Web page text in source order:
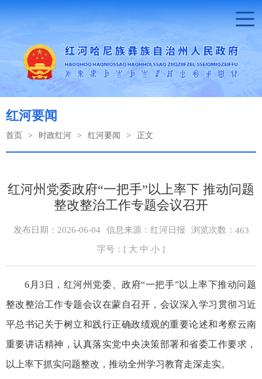
红河要闻
首页 > 时政红河 > 红河要闻 > 正文
红河州党委政府“一把手”以上率下 推动问题
整改整治工作专题会议召开
发布日期：2026-06-04 信息来源：红河日报 浏览次数： 463
字号：[ 大 中 小 ]
6月3日，红河州党委、政府“一把手”以上率下推动问题
整改整治工作专题会议在蒙自召开，会议深入学习贯彻习近
平总书记关于树立和践行正确政绩观的重要论述和考察云南
重要讲话精神，认真落实党中央决策部署和省委工作要求，
以上率下抓实问题整改，推动全州学习教育走深走实。